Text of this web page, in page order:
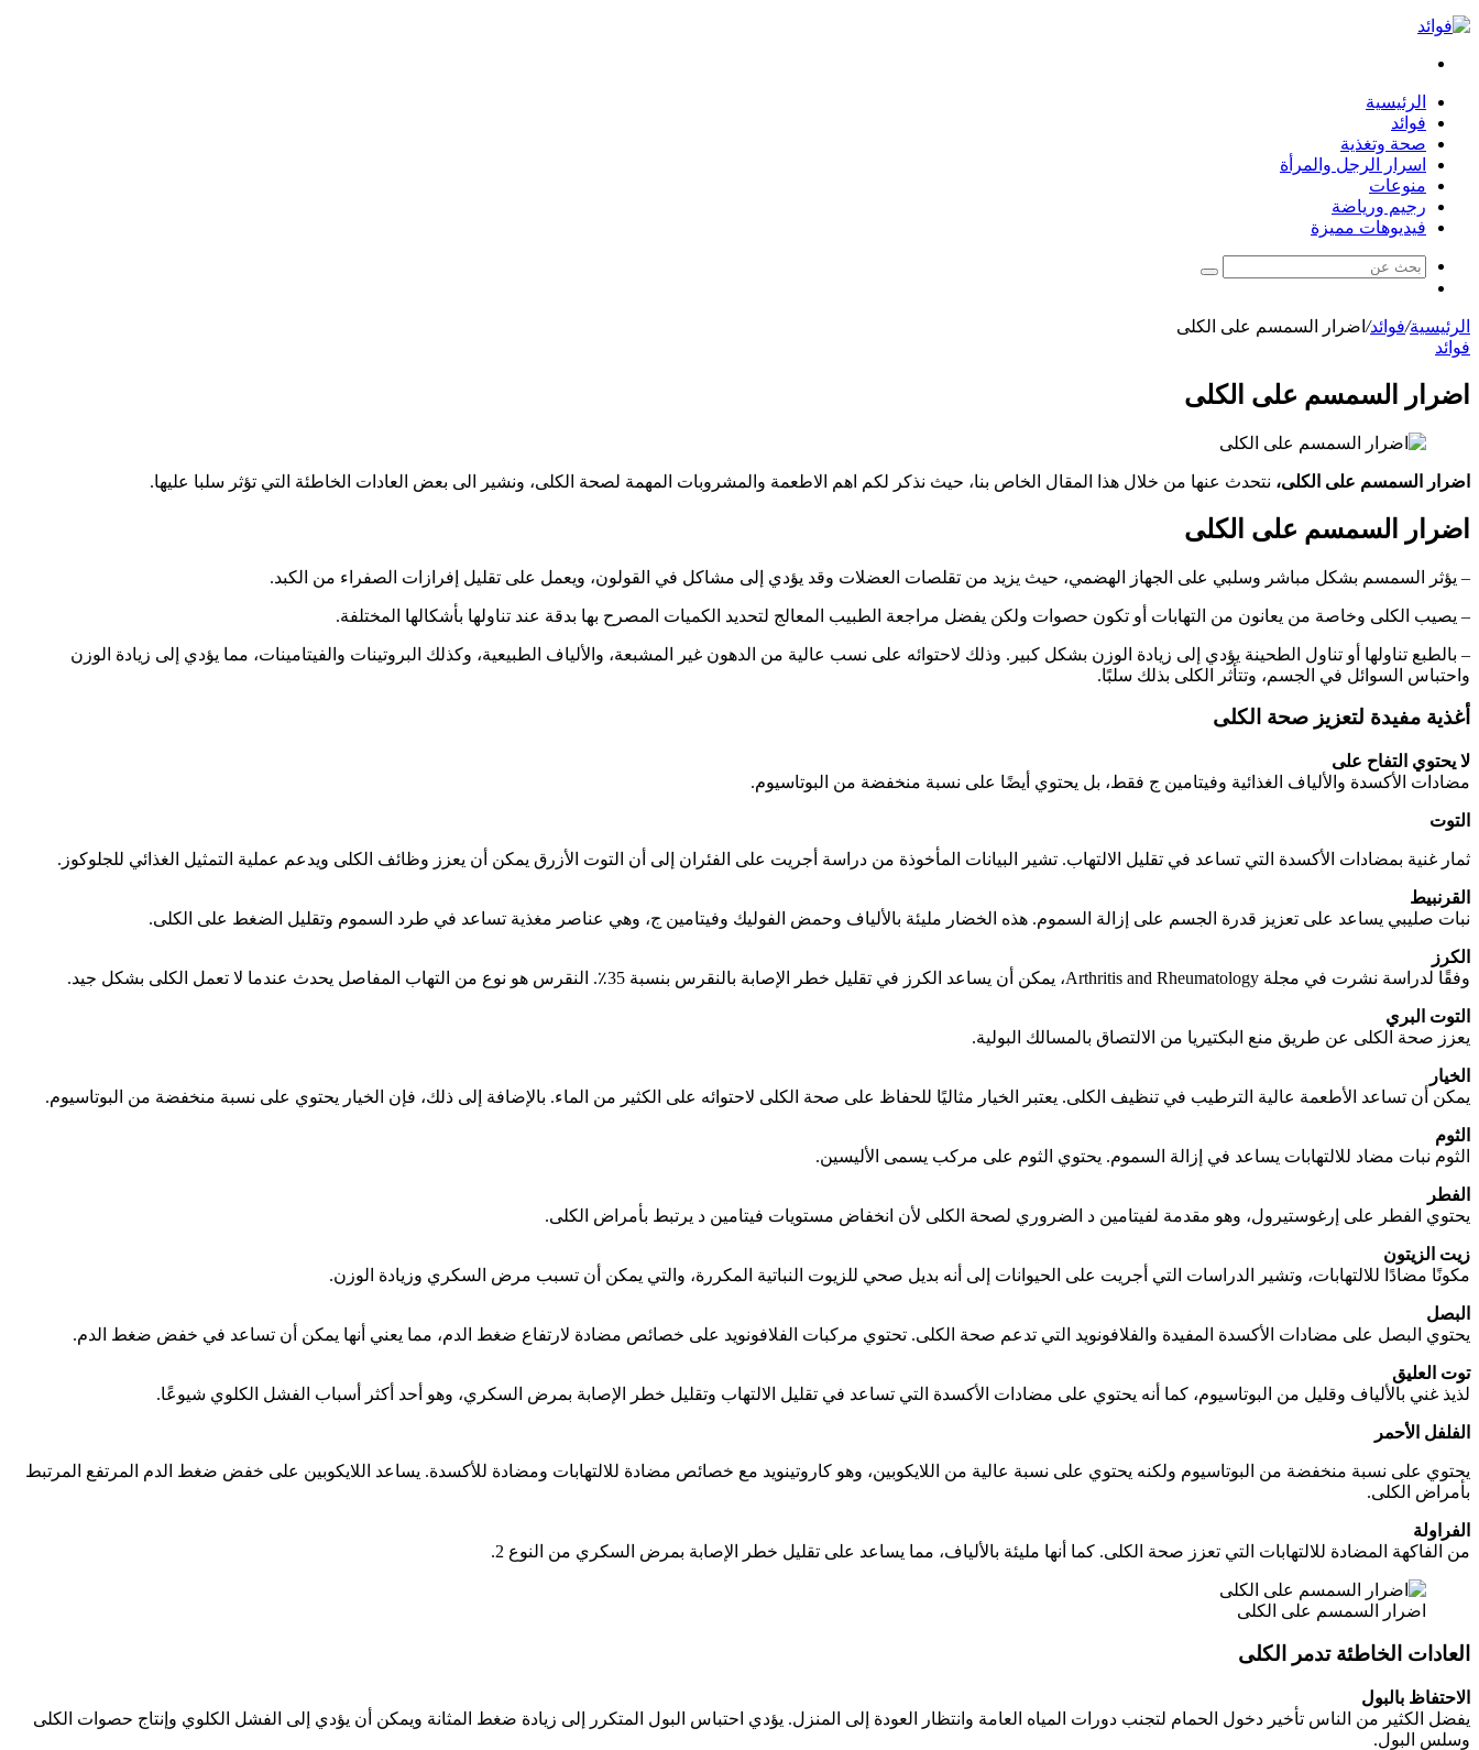
الرئيسية
فوائد
صحة وتغذية
اسرار الرجل والمرأة
منوعات
رجيم ورياضة
فيديوهات مميزة
بحث
الرئيسية/فوائد/ اضرار السمسم على الكلى
فوائد
اضرار السمسم على الكلى
اضرار السمسم على الكلى، نتحدث عنها من خلال هذا المقال الخاص بنا، حيث نذكر لكم اهم الاطعمة والمشروبات المهمة لصحة الكلى، ونشير الى بعض العادات الخاطئة التي تؤثر سلبا عليها.
اضرار السمسم على الكلى
– يؤثر السمسم بشكل مباشر وسلبي على الجهاز الهضمي، حيث يزيد من تقلصات العضلات وقد يؤدي إلى مشاكل في القولون، ويعمل على تقليل إفرازات الصفراء من الكبد.
– يصيب الكلى وخاصة من يعانون من التهابات أو تكون حصوات ولكن يفضل مراجعة الطبيب المعالج لتحديد الكميات المصرح بها بدقة عند تناولها بأشكالها المختلفة.
– بالطبع تناولها أو تناول الطحينة يؤدي إلى زيادة الوزن بشكل كبير. وذلك لاحتوائه على نسب عالية من الدهون غير المشبعة، والألياف الطبيعية، وكذلك البروتينات والفيتامينات، مما يؤدي إلى زيادة الوزن
واحتباس السوائل في الجسم، وتتأثر الكلى بذلك سلبًا.
أغذية مفيدة لتعزيز صحة الكلى
لا يحتوي التفاح على
مضادات الأكسدة والألياف الغذائية وفيتامين ج فقط، بل يحتوي أيضًا على نسبة منخفضة من البوتاسيوم.
التوت
ثمار غنية بمضادات الأكسدة التي تساعد في تقليل الالتهاب. تشير البيانات المأخوذة من دراسة أجريت على الفئران إلى أن التوت الأزرق يمكن أن يعزز وظائف الكلى ويدعم عملية التمثيل الغذائي للجلوكوز.
القرنبيط
نبات صليبي يساعد على تعزيز قدرة الجسم على إزالة السموم. هذه الخضار مليئة بالألياف وحمض الفوليك وفيتامين ج، وهي عناصر مغذية تساعد في طرد السموم وتقليل الضغط على الكلى.
الكرز
وفقًا لدراسة نشرت في مجلة Arthritis and Rheumatology، يمكن أن يساعد الكرز في تقليل خطر الإصابة بالنقرس بنسبة 35٪. النقرس هو نوع من التهاب المفاصل يحدث عندما لا تعمل الكلى بشكل جيد.
التوت البري
يعزز صحة الكلى عن طريق منع البكتيريا من الالتصاق بالمسالك البولية.
الخيار
يمكن أن تساعد الأطعمة عالية الترطيب في تنظيف الكلى. يعتبر الخيار مثاليًا للحفاظ على صحة الكلى لاحتوائه على الكثير من الماء. بالإضافة إلى ذلك، فإن الخيار يحتوي على نسبة منخفضة من البوتاسيوم.
الثوم
الثوم نبات مضاد للالتهابات يساعد في إزالة السموم. يحتوي الثوم على مركب يسمى الأليسين.
الفطر
يحتوي الفطر على إرغوستيرول، وهو مقدمة لفيتامين د الضروري لصحة الكلى لأن انخفاض مستويات فيتامين د يرتبط بأمراض الكلى.
زيت الزيتون
مكونًا مضادًا للالتهابات، وتشير الدراسات التي أجريت على الحيوانات إلى أنه بديل صحي للزيوت النباتية المكررة، والتي يمكن أن تسبب مرض السكري وزيادة الوزن.
البصل
يحتوي البصل على مضادات الأكسدة المفيدة والفلافونويد التي تدعم صحة الكلى. تحتوي مركبات الفلافونويد على خصائص مضادة لارتفاع ضغط الدم، مما يعني أنها يمكن أن تساعد في خفض ضغط الدم.
توت العليق
لذيذ غني بالألياف وقليل من البوتاسيوم، كما أنه يحتوي على مضادات الأكسدة التي تساعد في تقليل الالتهاب وتقليل خطر الإصابة بمرض السكري، وهو أحد أكثر أسباب الفشل الكلوي شيوعًا.
الفلفل الأحمر
يحتوي على نسبة منخفضة من البوتاسيوم ولكنه يحتوي على نسبة عالية من اللايكوبين، وهو كاروتينويد مع خصائص مضادة للالتهابات ومضادة للأكسدة. يساعد اللايكوبين على خفض ضغط الدم المرتفع المرتبط
بأمراض الكلى.
الفراولة
من الفاكهة المضادة للالتهابات التي تعزز صحة الكلى. كما أنها مليئة بالألياف، مما يساعد على تقليل خطر الإصابة بمرض السكري من النوع 2.
اضرار السمسم على الكلى
العادات الخاطئة تدمر الكلى
الاحتفاظ بالبول
يفضل الكثير من الناس تأخير دخول الحمام لتجنب دورات المياه العامة وانتظار العودة إلى المنزل. يؤدي احتباس البول المتكرر إلى زيادة ضغط المثانة ويمكن أن يؤدي إلى الفشل الكلوي وإنتاج حصوات الكلى
وسلس البول.